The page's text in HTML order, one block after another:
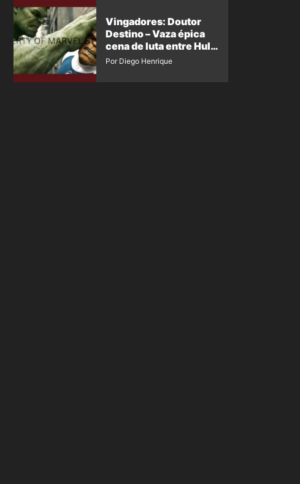
Vingadores: Doutor
Destino – Vaza épica
cena de luta entre Hulk
e o Coisa
Por Diego Henrique